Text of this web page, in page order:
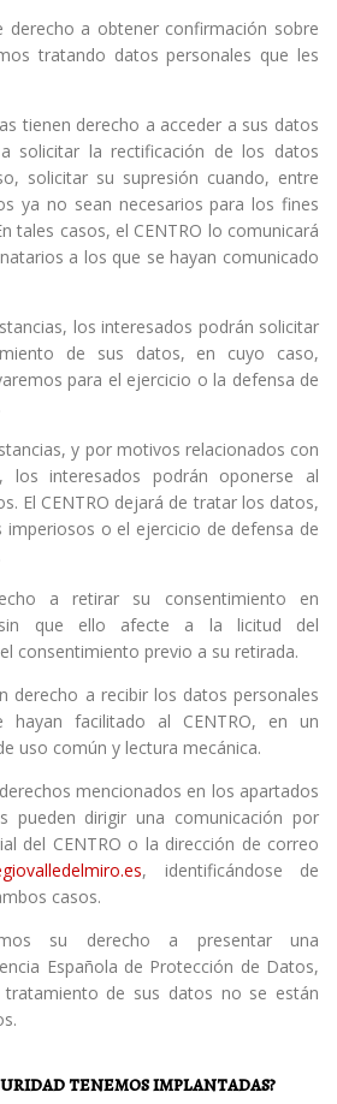
derecho a obtener confirmación sobre
tratando datos personales que les
tienen derecho a acceder a sus datos
solicitar la rectificación de los datos
solicitar su supresión cuando, entre
ya no sean necesarios para los fines
tales casos, el CENTRO lo comunicará
a los que se hayan comunicado
los interesados podrán solicitar
de sus datos, en cuyo caso,
para el ejercicio o la defensa de
y por motivos relacionados con
los interesados podrán oponerse al
El CENTRO dejará de tratar los datos,
o el ejercicio de defensa de
a retirar su consentimiento en
sin que ello afecte a la licitud del
consentimiento previo a su retirada.
derecho a recibir los datos personales
hayan facilitado al CENTRO, en un
uso común y lectura mecánica.
mencionados en los apartados
pueden dirigir una comunicación por
del CENTRO o la dirección de correo
, identificándose de
casos.
su derecho a presentar una
Española de Protección de Datos,
de sus datos no se están
tenemos implantadas?